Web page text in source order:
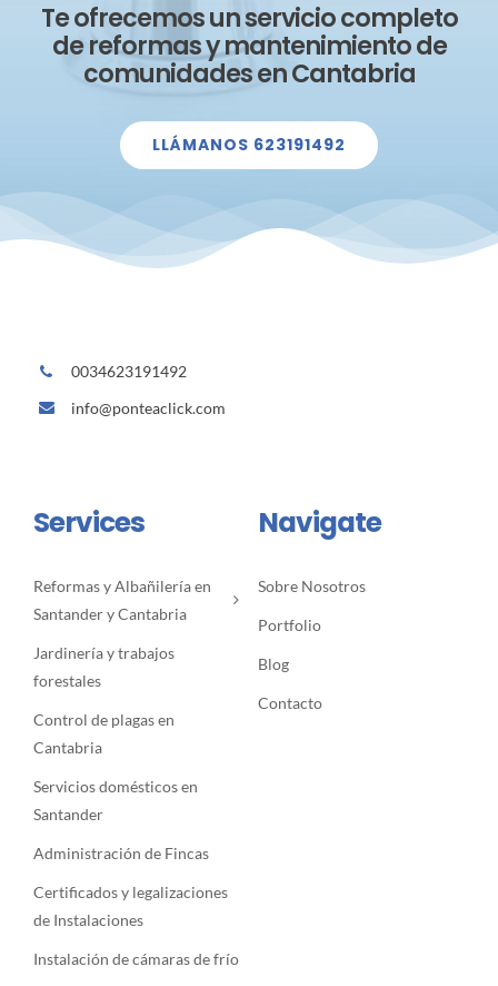
Te ofrecemos un servicio completo
de reformas y mantenimiento de
comunidades en Cantabria
LLÁMANOS 623191492
0034623191492
info@ponteaclick.com
Services
Reformas y Albañilería en
Santander y Cantabria
Jardinería y trabajos
forestales
Control de plagas en
Cantabria
Servicios domésticos en
Santander
Administración de Fincas
Certificados y legalizaciones
de Instalaciones
Instalación de cámaras de frío
Navigate
Sobre Nosotros
Portfolio
Blog
Contacto